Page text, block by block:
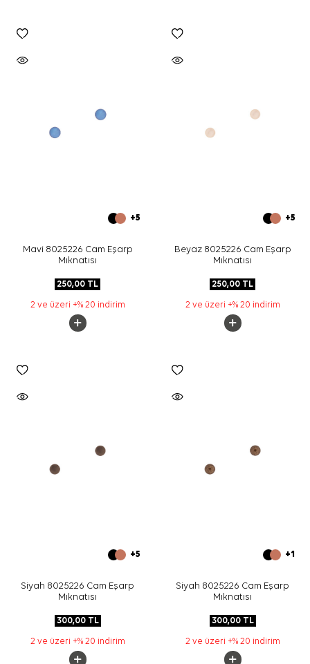
+5
Mavi 8025226 Cam Eşarp
Mıknatısı
250,00 TL
2 ve üzeri +% 20 indirim
+5
Beyaz 8025226 Cam Eşarp
Mıknatısı
250,00 TL
2 ve üzeri +% 20 indirim
+5
Siyah 8025226 Cam Eşarp
Mıknatısı
300,00TL
2 ve üzeri +% 20 indirim
+1
Siyah 8025226 Cam Eşarp
Mıknatısı
300,00TL
2 ve üzeri +% 20 indirim